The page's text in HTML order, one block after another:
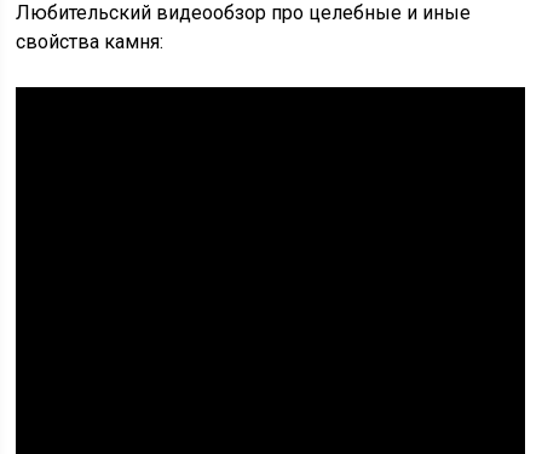
Любительский видеообзор про целебные и иные
свойства камня: